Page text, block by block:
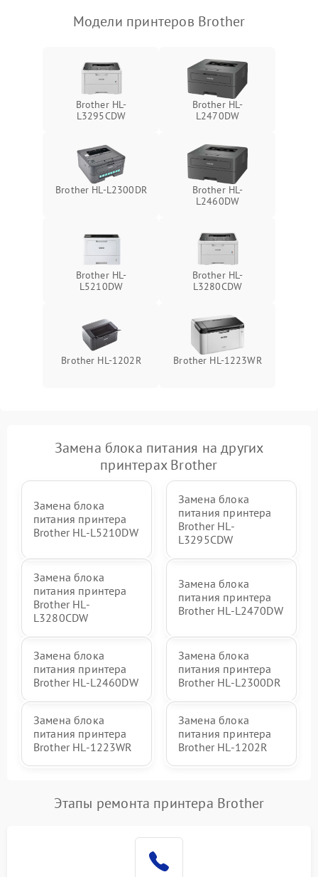
Модели принтеров Brother
Brother HL-
L3295CDW
Brother HL-
L2470DW
Brother HL-L2300DR
Brother HL-
L2460DW
Brother HL-
L5210DW
Brother HL-
L3280CDW
Brother HL-1202R Brother HL-1223WR
Замена блока питания на других
принтерах Brother
Замена блока
питания принтера
Brother HL-L5210DW
Замена блока
питания принтера
Brother HL-
L3295CDW
Замена блока
питания принтера
Brother HL-
L3280CDW
Замена блока
питания принтера
Brother HL-L2470DW
Замена блока
питания принтера
Brother HL-L2460DW
Замена блока
питания принтера
Brother HL-L2300DR
Замена блока
питания принтера
Brother HL-1223WR
Замена блока
питания принтера
Brother HL-1202R
Этапы ремонта принтера Brother